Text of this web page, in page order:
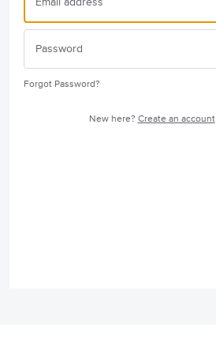
Forgot Password?
New here? Create an account